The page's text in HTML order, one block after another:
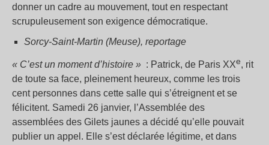
donner un cadre au mouvement, tout en respectant
scrupuleusement son exigence démocratique.
Sorcy-Saint-Martin (Meuse), reportage
« C’est un moment d’histoire » : Patrick, de Paris XXe, rit
de toute sa face, pleinement heureux, comme les trois
cent personnes dans cette salle qui s’étreignent et se
félicitent. Samedi 26 janvier, l’Assemblée des
assemblées des Gilets jaunes a décidé qu’elle pouvait
publier un appel. Elle s’est déclarée légitime, et dans